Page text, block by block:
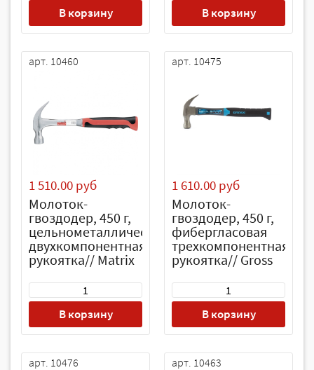
В корзину В корзину
арт. 10460
1 510.00 руб
Молоток-
гвоздодер, 450 г,
цельнометаллический,
двухкомпонентная
рукоятка// Matrix
В корзину
арт. 10475
1 610.00 руб
Молоток-
гвоздодер, 450 г,
фибергласовая
трехкомпонентная
рукоятка// Gross
В корзину
арт. 10476 арт. 10463